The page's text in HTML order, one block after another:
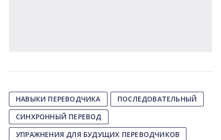
НАВЫКИ ПЕРЕВОДЧИКА
ПОСЛЕДОВАТЕЛЬНЫЙ
СИНХРОННЫЙ ПЕРЕВОД
УПРАЖНЕНИЯ ДЛЯ БУДУЩИХ ПЕРЕВОДЧИКОВ